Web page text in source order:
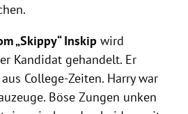
„Skippy“ Inskip wird
Kandidat gehandelt. Er
College-Zeiten. Harrywar
Böse Zungen unken